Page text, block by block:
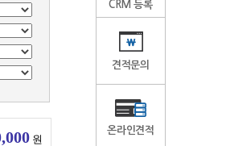
원
CRM 등록
견적문의
온라인견적